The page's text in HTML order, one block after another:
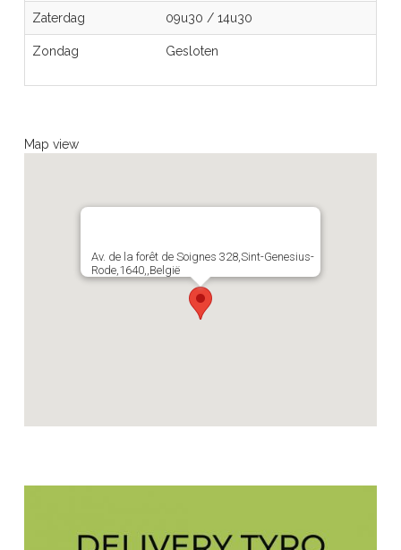
Zaterdag 09u30 /14u30
Zondag Gesloten
Map view
Av. de la forêt de Soignes 328,Sint-Genesius-
Rode,1640,,België